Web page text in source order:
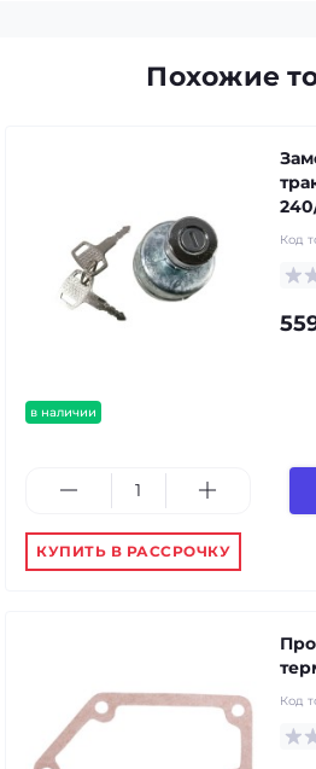
Похожие
в наличии
Код
КУПИТЬ В РАССРОЧКУ
Код